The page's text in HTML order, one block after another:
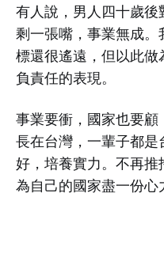
有人說，男人四十歲
剩一張嘴，事業無成。
標還很遙遠，但以此
負責任的表現。
事業要衝，國家也要顧
長在台灣，一輩子都
好，培養實力。不再
為自己的國家盡一份心